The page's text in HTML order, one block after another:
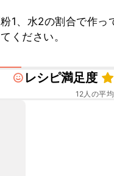
1、水2の割合で作
ください。
レシピ満足度
12人の平